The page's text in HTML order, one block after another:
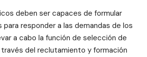
deben ser capaces de formular
responder a las demandas de los
a cabo la función de selección de
del reclutamiento y formación